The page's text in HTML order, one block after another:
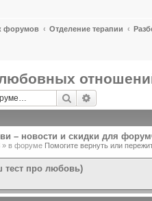
форумов Отделение терапии
Поиск
– новости и скидки для
» в форуме Помогите вернуть или
про любовь)